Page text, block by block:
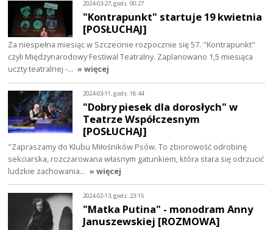
2024-03-27, godz. 00:27
"Kontrapunkt" startuje 19 kwietnia
[POSŁUCHAJ]
Za niespełna miesiąc w Szczecinie rozpocznie się 57. "Kontrapunkt"
czyli Międzynarodowy Festiwal Teatralny. Zaplanowano 1,5 miesiąca
uczty teatralnej -… » więcej
2024-03-11, godz. 18:44
"Dobry piesek dla dorosłych" w
Teatrze Współczesnym
[POSŁUCHAJ]
"Zapraszamy do Klubu Miłośników Psów. To zbiorowość odrobinę
sekciarska, rozczarowana własnym gatunkiem, która stara się odrzucić
ludzkie zachowania… » więcej
2024-02-13, godz. 23:15
"Matka Putina" - monodram Anny
Januszewskiej [ROZMOWA]